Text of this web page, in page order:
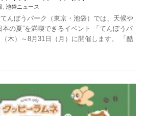
池袋ニュース
んぼうパーク（東京・池袋）では、天候や
本の夏”を満喫できるイベント 「てんぼうパ
木）～8月31日（月）に開催します。 「酷